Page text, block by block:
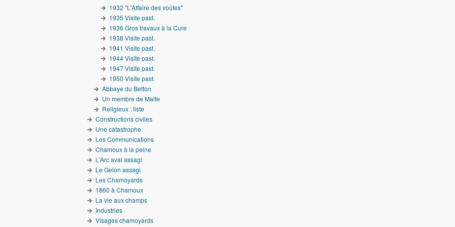
1932 "L'Affaire des voûtes"
1935 Visite past.
1936 Gros travaux à la Cure
1938 Visite past.
1941 Visite past.
1944 Visite past.
1947 Visite past.
1950 Visite past.
Abbaye du Betton
Un membre de Malte
Religieux : liste
Constructions civiles
Une catastrophe
Les Communications
Chamoux à la peine
L'Arc aval assagi
Le Gelon assagi
Les Chamoyards
1860 à Chamoux
La vie aux champs
Industries
Visages chamoyards